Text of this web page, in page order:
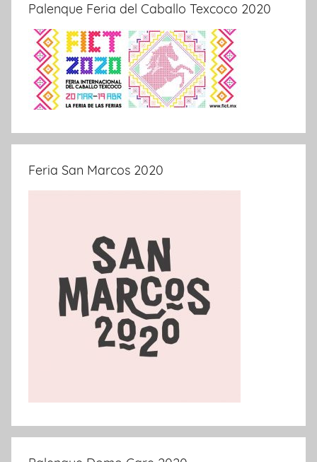
Palenque Feria del Caballo Texcoco 2020
Feria San Marcos 2020